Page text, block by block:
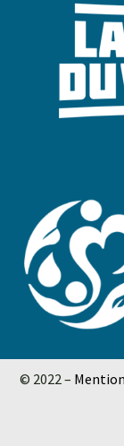
© 2022 –